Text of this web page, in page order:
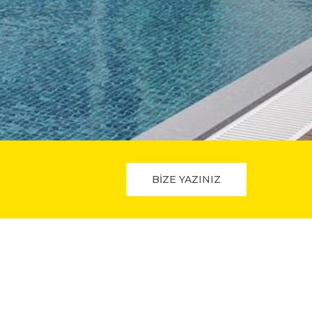
BİZE YAZINIZ